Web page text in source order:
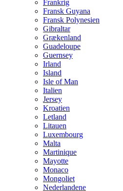
Frankrig
Fransk Guyana
Fransk Polynesien
Gibraltar
Grækenland
Guadeloupe
Guernsey
Irland
Island
Isle of Man
Italien
Jersey
Kroatien
Letland
Litauen
Luxembourg
Malta
Martinique
Mayotte
Monaco
Mongoliet
Nederlandene